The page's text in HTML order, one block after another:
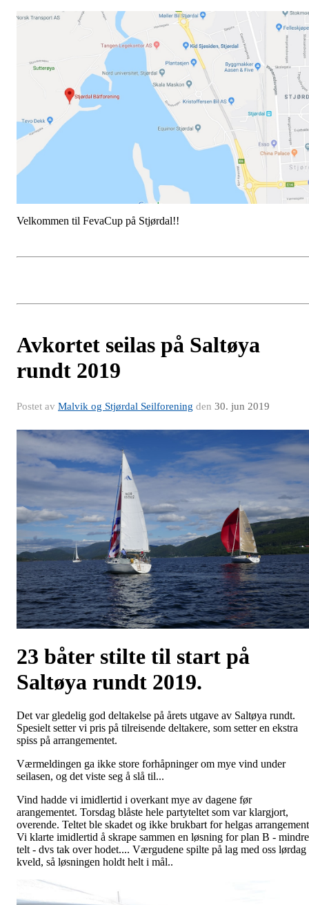
Velkommen til FevaCup på Stjørdal!!
Avkortet seilas på Saltøya
rundt 2019
Postet av Malvik og Stjørdal Seilforening den 30. jun 2019
23 båter stilte til start på
Saltøya rundt 2019.
Det var gledelig god deltakelse på årets utgave av Saltøya rundt.
Spesielt setter vi pris på tilreisende deltakere, som setter en ekstra
spiss på arrangementet.
Værmeldingen ga ikke store forhåpninger om mye vind under
seilasen, og det viste seg å slå til...
Vind hadde vi imidlertid i overkant mye av dagene før
arangementet. Torsdag blåste hele partyteltet som var klargjort,
overende. Teltet ble skadet og ikke brukbart for helgas
Vi klarte imidlertid å skrape sammen en løsning for plan B - mindre
telt - dvs tak over hodet.... Værgudene spilte på lag med oss lørdag
kveld, så løsningen holdt helt i mål..